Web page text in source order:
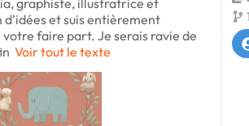
graphiste, illustratrice et
d’idées et suis entièrement
faire part. Je serais ravie de
Voir tout le texte